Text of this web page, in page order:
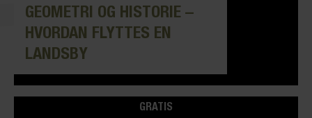
GEOMETRI OG HISTORIE –
HVORDAN FLYTTES EN
LANDSBY
GRATIS